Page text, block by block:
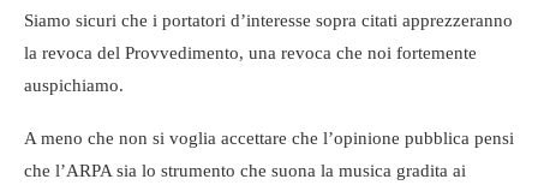
Siamo sicuri che i portatori d’interesse sopra citati apprezzeranno
la revoca del Provvedimento, una revoca che noi fortemente
auspichiamo.
A meno che non si voglia accettare che l’opinione pubblica pensi
che l’ARPA sia lo strumento che suona la musica gradita ai